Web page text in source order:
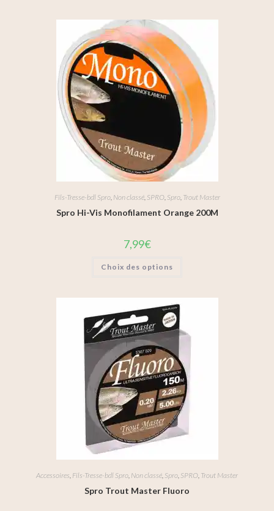
Fils-Tresse-bdl Spro, Non classé, SPRO, Spro, Trout Master
Spro Hi-Vis Monofilament Orange 200M
7,99€
Choix des options
Accessoires Fils-Tresse-bdl Spro Non classé Spro SPRO Trout Master
Spro Trout Master Fluoro